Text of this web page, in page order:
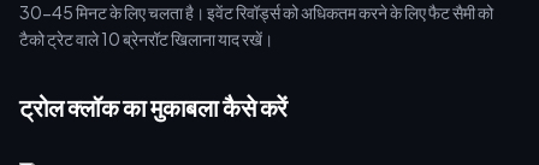
30-45 मिनट के लिए चलता है। इवेंट रिवॉर्ड्स को अधिकतम करने के लिए फैट सैमी को
टैको ट्रेट वाले 10 ब्रेनरॉट खिलाना याद रखें।
ट्रोल क्लॉक का मुकाबला कैसे करें